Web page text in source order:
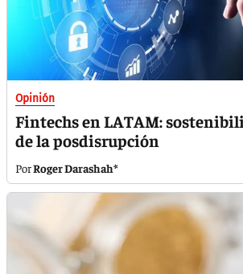
Opinión
Fintechs en LATAM:
de la posdisrupción
Roger Darashah*